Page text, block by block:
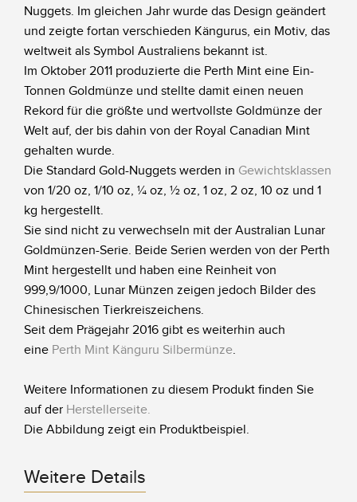
Nuggets. Im gleichen Jahr wurde das Design geändert
und zeigte fortan verschieden Kängurus, ein Motiv, das
weltweit als Symbol Australiens bekannt ist.
Im Oktober 2011 produzierte die Perth Mint eine Ein-
Tonnen Goldmünze und stellte damit einen neuen
Rekord für die größte und wertvollste Goldmünze der
Welt auf, der bis dahin von der Royal Canadian Mint
gehalten wurde.
Die Standard Gold-Nuggets werden in Gewichtsklassen
von 1/20 oz, 1/10 oz, ¼ oz, ½ oz, 1 oz, 2 oz, 10 oz und 1
kg hergestellt.
Sie sind nicht zu verwechseln mit der Australian Lunar
Goldmünzen-Serie. Beide Serien werden von der Perth
Mint hergestellt und haben eine Reinheit von
999,9/1000, Lunar Münzen zeigen jedoch Bilder des
Chinesischen Tierkreiszeichens.
Seit dem Prägejahr 2016 gibt es weiterhin auch
eine Perth Mint Känguru Silbermünze.
Weitere Informationen zu diesem Produkt finden Sie
auf der Herstellerseite.
Die Abbildung zeigt ein Produktbeispiel.
Weitere Details